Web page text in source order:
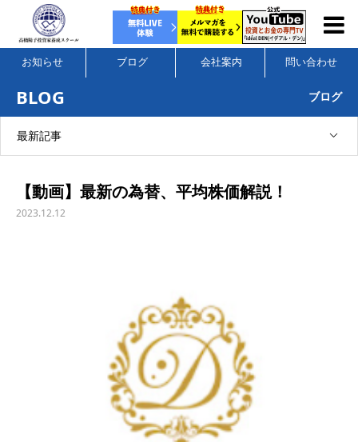
お知らせ ブログ 会社案内 問い合わせ
BLOG ブログ
最新記事
【動画】最新の為替、平均株価解説！
2023.12.12